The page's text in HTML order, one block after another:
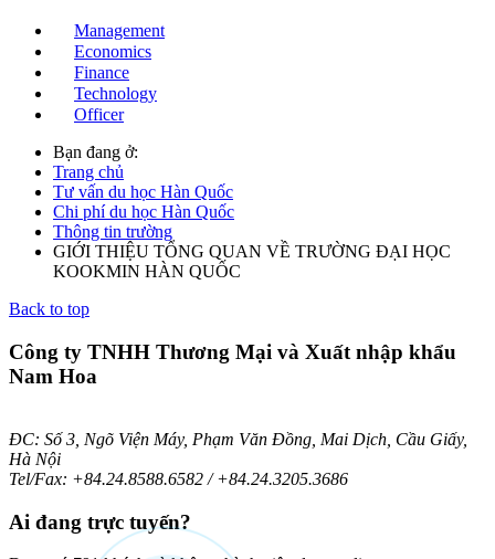
Management
Economics
Finance
Technology
Officer
Bạn đang ở:
Trang chủ
Tư vấn du học Hàn Quốc
Chi phí du học Hàn Quốc
Thông tin trường
GIỚI THIỆU TỔNG QUAN VỀ TRƯỜNG ĐẠI HỌC
KOOKMIN HÀN QUỐC
Back to top
Công ty TNHH Thương Mại và Xuất nhập khẩu
Nam Hoa
ĐC: Số 3, Ngõ Viện Máy, Phạm Văn Đồng, Mai Dịch, Cầu Giấy,
Hà Nội
Tel/Fax: +84.24.8588.6582 / +84.24.3205.3686
Ai đang trực tuyến?